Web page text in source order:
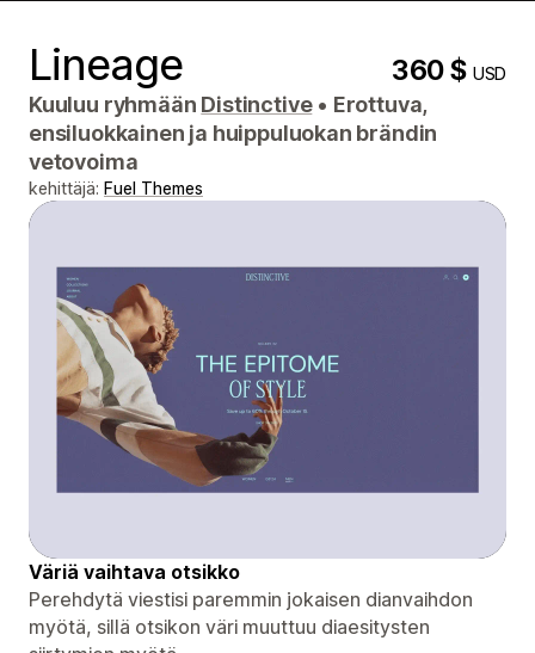
Lineage 360 $USD
Kuuluu ryhmään Distinctive • Erottuva,
ensiluokkainen ja huippuluokan brändin
vetovoima
kehittäjä: Fuel Themes
Väriä vaihtava otsikko
Perehdytä viestisi paremmin jokaisen dianvaihdon
myötä, sillä otsikon väri muuttuu diaesitysten